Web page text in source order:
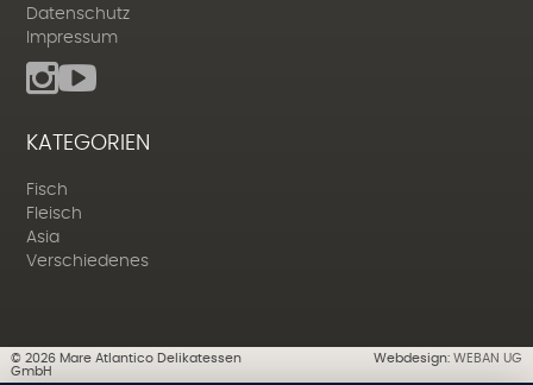
Datenschutz
Impressum
KATEGORIEN
Fisch
Fleisch
Asia
Verschiedenes
© 2026Mare Atlantico Delikatessen
GmbH
Webdesign:WEBAN UG